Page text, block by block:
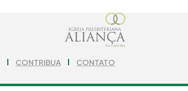
CONTRIBUA CONTATO